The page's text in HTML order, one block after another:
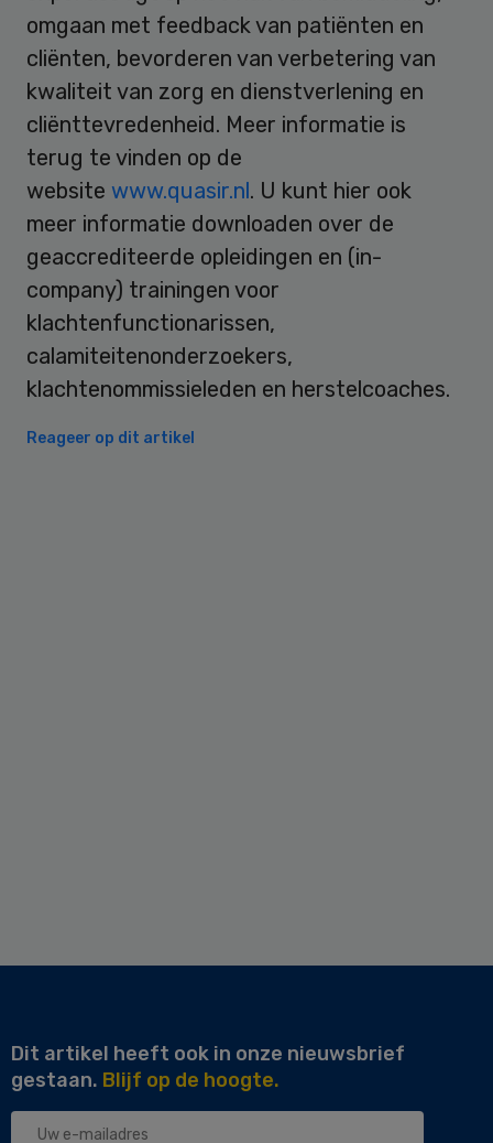
omgaan met feedback van patiënten en
cliënten, bevorderen van verbetering van
kwaliteit van zorg en dienstverlening en
cliënttevredenheid. Meer informatie is
terug te vinden op de
website www.quasir.nl. U kunt hier ook
meer informatie downloaden over de
geaccrediteerde opleidingen en (in-
company) trainingen voor
klachtenfunctionarissen,
calamiteitenonderzoekers,
klachtenommissieleden en herstelcoaches.
Reageer op dit artikel
Dit artikel heeft ook in onze nieuwsbrief
gestaan. Blijf op de hoogte.
Uw